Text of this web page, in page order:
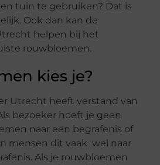
tuin te gebruiken? Dat is
Ook dan kan de
helpen bij het
rouwbloemen.
kies je?
Utrecht heeft verstand van
bezoeker hoeft je geen
naar een begrafenis of
mensen dit vaak wel naar
Als je rouwbloemen